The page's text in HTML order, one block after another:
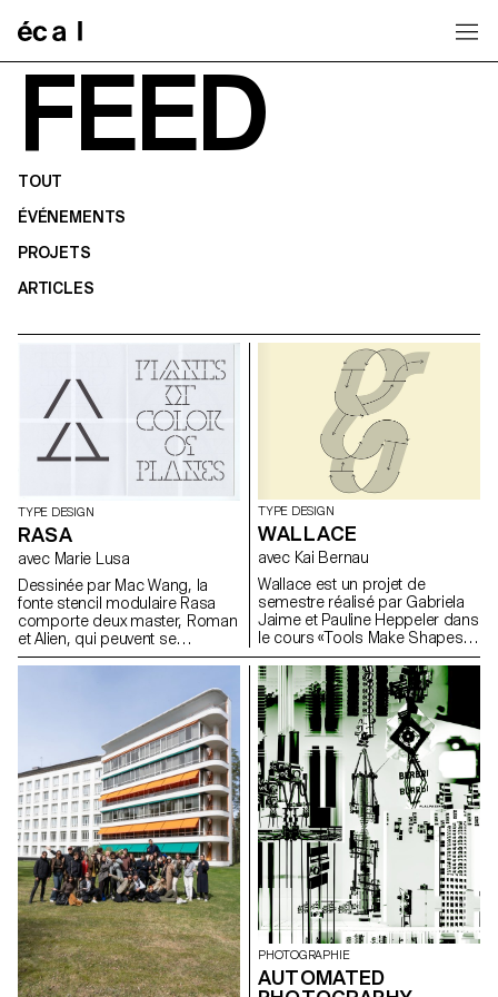
FEED
TOUT
ÉVÉNEMENTS
PROJETS
ARTICLES
TYPE DESIGN
RASA
avec Marie Lusa
Dessinée par Mac Wang, la
fonte stencil modulaire Rasa
comporte deux master, Roman
et Alien, qui peuvent se
complémentent et se
semestre. Mentor: Marie Lusa.
TYPE DESIGN
WALLACE
avec Kai Bernau
Wallace est un projet de
semestre réalisé par Gabriela
Jaime et Pauline Heppeler dans
le cours «Tools Make Shapes»
de Kai Bernau. «Nous avons
travaillé à partir de la danse et
des mouvements du corps, ce
qui nous a porté à
expérimenter deux types de
mécanismes. Dans un premier
temps, le principe des ciseaux,
et dans un second celui du
compas. Cette seconde piste a
été développée plus
précisément, car elle nous
offrait une typologie qui permet
de traduire des mouvements
de pivot, de rotation, de
glissade, and une structure
typographique libre. Il était
important pour nous de
montrer comment deux
mouvements se coordonnent
pour ne faire qu’un; nous avons
PHOTOGRAPHIE
AUTOMATED